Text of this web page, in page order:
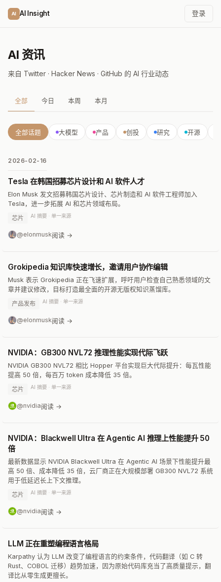
AI AI Insight 登录
AI 资讯
来自 Twitter · Hacker News · GitHub 的 AI 行业动态
全部 今日 本周 本月
全部话题 大模型 产品 创投 研究 开源
2026-02-16
Tesla 在韩国招募芯片设计和 AI 软件人才
Elon Musk 发文招募韩国芯片设计、芯片制造和 AI 软件工程师加入
Tesla，进一步拓展 AI 和芯片领域布局。
芯片
AI 摘要 · 单一来源
@elonmusk阅读 →
Grokipedia 知识库快速增长，邀请用户协作编辑
Musk 表示 Grokipedia 正在飞速扩展，呼吁用户检查自己熟悉领域的文
章并建议修改，目标打造最全面的开源无版权知识蒸馏库。
产品发布
AI 摘要 · 单一来源
@elonmusk阅读 →
NVIDIA：GB300 NVL72 推理性能实现代际飞跃
NVIDIA GB300 NVL72 相比 Hopper 平台实现巨大代际提升：每瓦性能
提高 50 倍，每百万 token 成本降低 35 倍。
芯片
AI 摘要 · 单一来源
@nvidia阅读 →
NVIDIA：Blackwell Ultra 在 Agentic AI 推理上性能提升 50
倍
最新数据显示 NVIDIA Blackwell Ultra 在 Agentic AI 场景下性能提升最
高 50 倍、成本降低 35 倍，云厂商正在大规模部署 GB300 NVL72 系统
用于低延迟长上下文推理。
芯片
AI 摘要 · 单一来源
@nvidia阅读 →
LLM 正在重塑编程语言格局
Karpathy 认为 LLM 改变了编程语言的约束条件，代码翻译（如 C 转
Rust、COBOL 迁移）趋势加速，因为原始代码库充当了高质量提示，翻
译比从零生成更擅长。